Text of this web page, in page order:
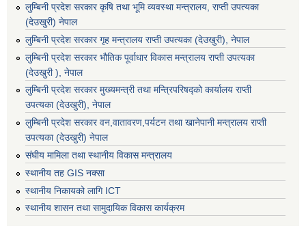
लुम्बिनी प्रदेश सरकार कृषि तथा भूमि व्यवस्था मन्त्रालय, राप्ती उपत्यका
(देउखुरी) नेपाल
लुम्बिनी प्रदेश सरकार गृह मन्त्रालय राप्ती उपत्यका (देउखुरी), नेपाल
लुम्बिनी प्रदेश सरकार भौतिक पूर्वाधार विकास मन्त्रालय राप्ती उपत्यका
(देउखुरी ), नेपाल
लुम्बिनी प्रदेश सरकार मुख्यमन्त्री तथा मन्त्रिपरिषद्को कार्यालय राप्ती
उपत्यका (देउखुरी), नेपाल
लुम्बिनी प्रदेश सरकार वन,वातावरण,पर्यटन तथा खानेपानी मन्त्रालय राप्ती
उपत्यका (देउखुरी) नेपाल
संघीय मामिला तथा स्थानीय विकास मन्त्रालय
स्थानीय तह GIS नक्सा
स्थानीय निकायको लागि ICT
स्थानीय शासन तथा सामुदायिक विकास कार्यक्रम